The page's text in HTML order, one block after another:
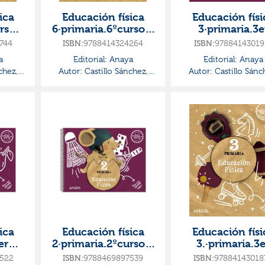
Educación física
6·primaria.6ºcurso·o
peración mundo
ISBN:9788414324264
Editorial: Anaya
Autor: Castillo Sánchez,
Educación
ISBN:
Editorial: Anaya
Autor: Castillo
Educación física
2·primaria.2ºcurso·o
peración mundo
ISBN:9788469897539
Educación
ISBN: